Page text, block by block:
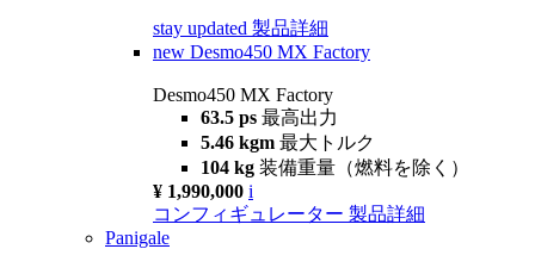
stay updated 製品詳細
new Desmo450 MX Factory
Desmo450 MX Factory
63.5 ps 最高出力
5.46 kgm 最大トルク
104 kg 装備重量（燃料を除く）
¥ 1,990,000 i
コンフィギュレーター 製品詳細
Panigale